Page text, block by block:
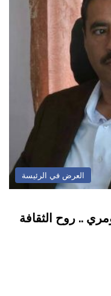
العرض في الرئيسة
.. روح الثقافة